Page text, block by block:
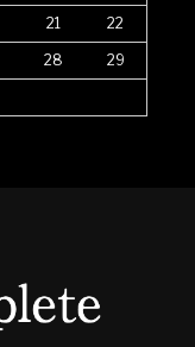
21 22
28 29